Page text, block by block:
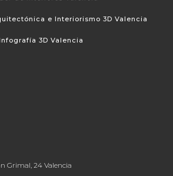
e Interiorismo 3D Valencia
3D Valencia
Grimal, 24 Valencia